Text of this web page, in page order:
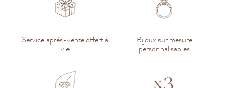
Service après-vente offert à
vie
Bijoux sur mesure
personnalisables